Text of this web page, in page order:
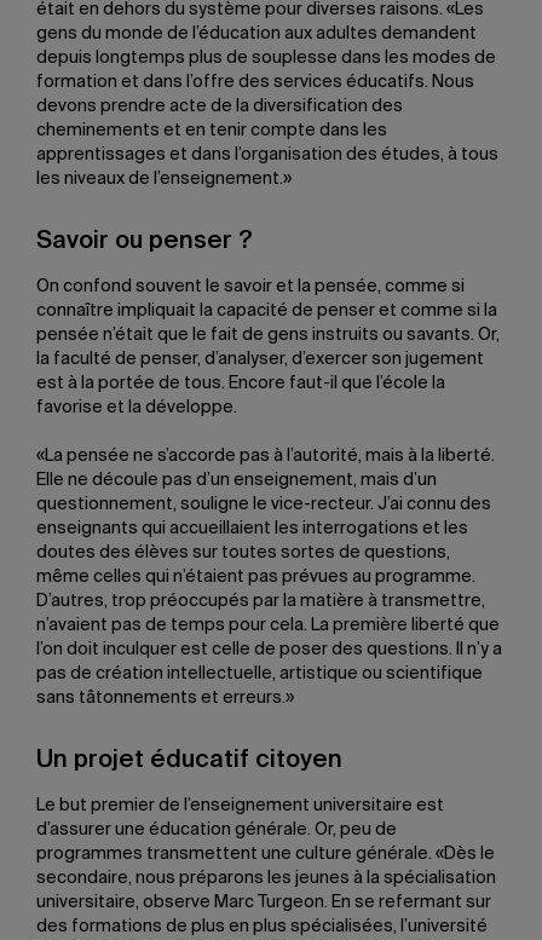
était en dehors du système pour diverses raisons. «Les
gens du monde de l’éducation aux adultes demandent
depuis longtemps plus de souplesse dans les modes de
formation et dans l’offre des services éducatifs. Nous
devons prendre acte de la diversification des
cheminements et en tenir compte dans les
apprentissages et dans l’organisation des études, à tous
les niveaux de l’enseignement.»
Savoir ou penser ?
On confond souvent le savoir et la pensée, comme si
connaître impliquait la capacité de penser et comme si la
pensée n’était que le fait de gens instruits ou savants. Or,
la faculté de penser, d’analyser, d’exercer son jugement
est à la portée de tous. Encore faut-il que l’école la
favorise et la développe.
«La pensée ne s’accorde pas à l’autorité, mais à la liberté.
Elle ne découle pas d’un enseignement, mais d’un
questionnement, souligne le vice-recteur. J’ai connu des
enseignants qui accueillaient les interrogations et les
doutes des élèves sur toutes sortes de questions,
même celles qui n’étaient pas prévues au programme.
D’autres, trop préoccupés par la matière à transmettre,
n’avaient pas de temps pour cela. La première liberté que
l’on doit inculquer est celle de poser des questions. Il n’y a
pas de création intellectuelle, artistique ou scientifique
sans tâtonnements et erreurs.»
Un projet éducatif citoyen
Le but premier de l’enseignement universitaire est
d’assurer une éducation générale. Or, peu de
programmes transmettent une culture générale. «Dès le
secondaire, nous préparons les jeunes à la spécialisation
universitaire, observe Marc Turgeon. En se refermant sur
des formations de plus en plus spécialisées, l’université